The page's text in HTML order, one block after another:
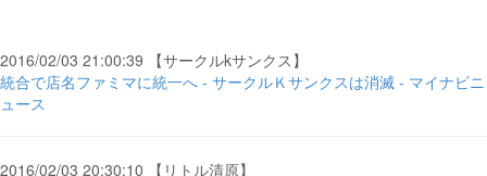
2016/02/03 21:00:39 【サークルkサンクス】
統合で店名ファミマに統一へ - サークルＫサンクスは消滅 - マイナビニ
ュース
2016/02/03 20:30:10 【リトル清原】